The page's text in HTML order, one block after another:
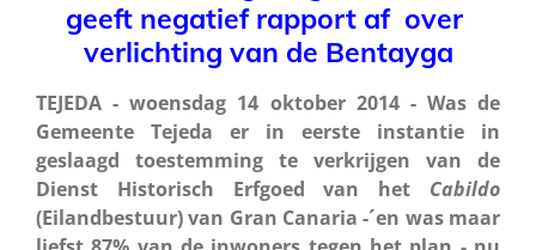
geeft negatief rapport af over
verlichting van de Bentayga
TEJEDA - woensdag 14 oktober 2014 - Was de
Gemeente Tejeda er in eerste instantie in
geslaagd toestemming te verkrijgen van de
Dienst Historisch Erfgoed van het Cabildo
(Eilandbestuur) van Gran Canaria -´en was maar